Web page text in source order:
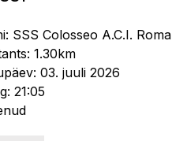
SSS Colosseo A.C.I. Roma
1.30km
03. juuli 2026
21:05